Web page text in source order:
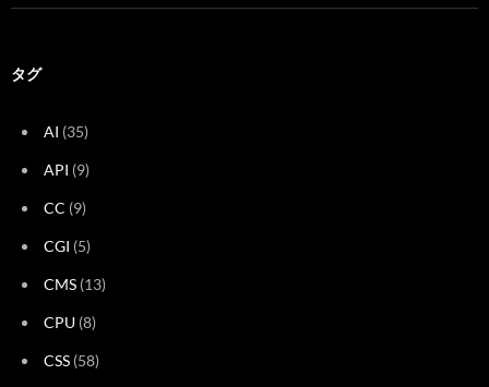
タグ
AI (35)
API (9)
CC (9)
CGI (5)
CMS (13)
CPU (8)
CSS (58)